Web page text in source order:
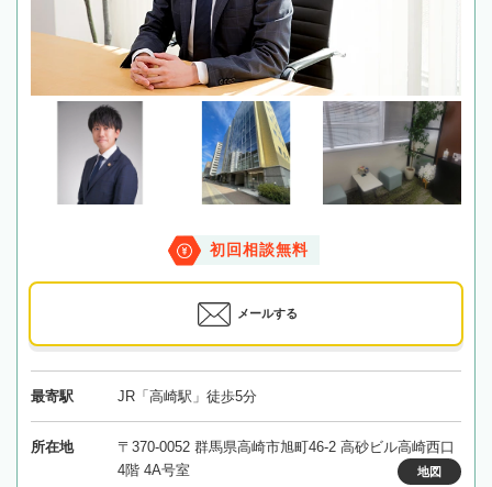
初回相談無料
メールする
最寄駅 JR「高崎駅」徒歩5分
所在地
〒370-0052 群馬県高崎市旭町46-2 高砂ビル高崎西口
4階 4A号室
地図